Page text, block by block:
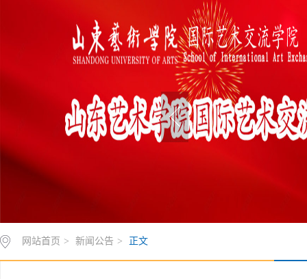
网站首页 > 新闻公告 > 正文